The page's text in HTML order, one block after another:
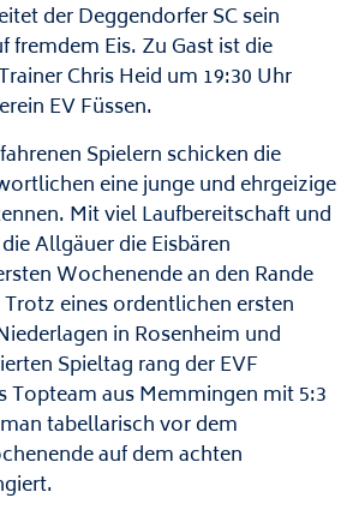
der Deggendorfer SC sein
fremdem Eis. Zu Gast ist die
Chris Heid um 19:30 Uhr
EV Füssen.
Spielern schicken die
eine junge und ehrgeizige
Mit viel Laufbereitschaft und
Allgäuer die Eisbären
Wochenende an den Rande
eines ordentlichen ersten
in Rosenheim und
Spieltag rang der EVF
Topteam aus Memmingen mit 5:3
tabellarisch vor dem
auf dem achten